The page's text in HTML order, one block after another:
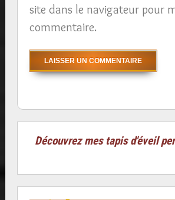
site dans le navigateur pour
commentaire.
Découvrez mes tapis d'éveil